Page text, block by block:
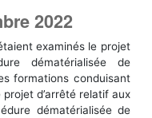
2022
examinés le projet
dématérialisée de
formations conduisant
d’arrêté relatif aux
dématérialisée de